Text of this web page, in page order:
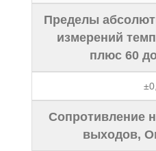
Пределы
измерений
плюс 60
Сопротивление
выходов,